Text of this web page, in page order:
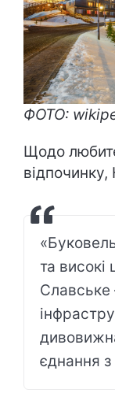
ФОТО:
Щодо
та високі
Славське
єднання